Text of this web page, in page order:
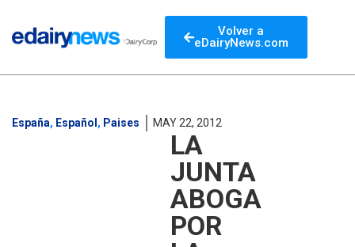
Volver a
eDairyNews.com
España, Español , Paises MAY 22, 2012
LA
JUNTA
ABOGA
POR